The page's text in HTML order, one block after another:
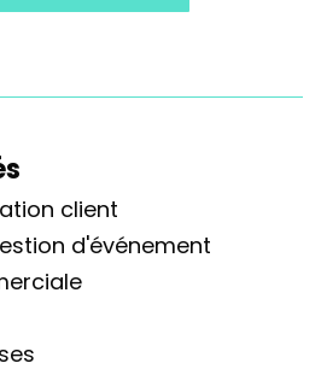
client
d'événement